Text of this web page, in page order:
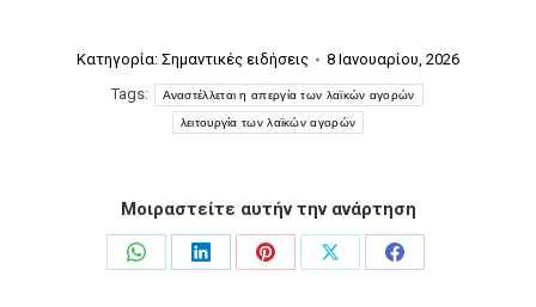
Κατηγορία: Σημαντικές ειδήσεις
8 Ιανουαρίου, 2026
Tags:
Αναστέλλεται η απεργία των λαϊκών αγορών
λειτουργία των λαϊκών αγορών
Μοιραστείτε αυτήν την ανάρτηση
Share
Share
Share
Share
Share